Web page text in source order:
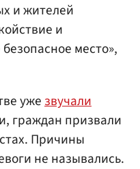
и жителей
и
место»,
уже звучали
граждан призвали
Причины
не назывались.